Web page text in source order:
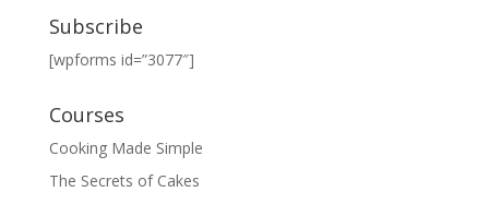
Subscribe
[wpforms id=”3077″]
Courses
Cooking Made Simple
The Secrets of Cakes